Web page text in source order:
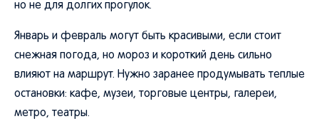
но не для долгих прогулок.
Январь и февраль могут быть красивыми, если стоит
снежная погода, но мороз и короткий день сильно
влияют на маршрут. Нужно заранее продумывать теплые
остановки: кафе, музеи, торговые центры, галереи,
метро, театры.